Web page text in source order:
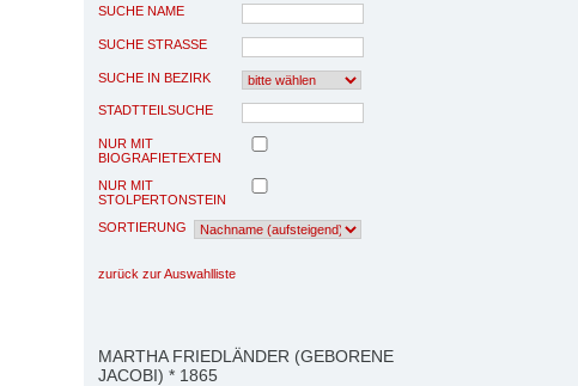
SUCHE NAME
SUCHE STRASSE
SUCHE IN BEZIRK
STADTTEILSUCHE
NUR MIT
BIOGRAFIETEXTEN
NUR MIT
STOLPERTONSTEIN
SORTIERUNG
zurück zur Auswahlliste
MARTHA FRIEDLÄNDER (GEBORENE
JACOBI) * 1865